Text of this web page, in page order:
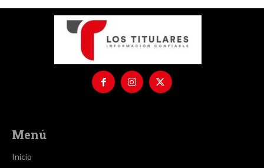
Menú
Inicio